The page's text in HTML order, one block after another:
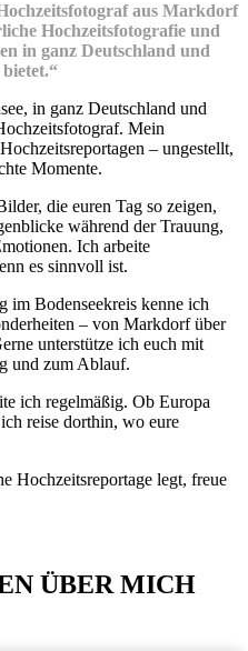
aus Markdorf
Hochzeitsfotografie und
in ganz Deutschland und
in ganz Deutschland und
Mein
– ungestellt,
Momente.
die euren Tag so zeigen,
während der Trauung,
Ich arbeite
es sinnvoll ist.
im Bodenseekreis kenne ich
– von Markdorf über
unterstütze ich euch mit
und zum Ablauf.
ich regelmäßig. Ob Europa
reise dorthin, wo eure
Hochzeitsreportage legt, freue
ÜBER MICH